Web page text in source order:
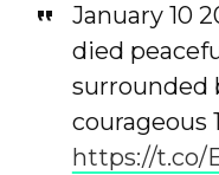
January 10
died
surrounded
courageous
https://t.co/